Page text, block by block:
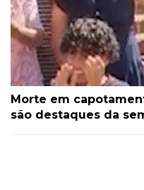
Morte em
são destaques da